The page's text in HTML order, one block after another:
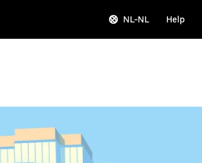
NL-NL Help